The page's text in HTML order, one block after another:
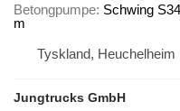
Betongpumpe Schwing
m
Tyskland, Heuchelheim
Jungtrucks GmbH